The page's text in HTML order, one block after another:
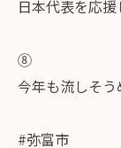
日本代表を応
⑧
今年も流しそ
#弥富市